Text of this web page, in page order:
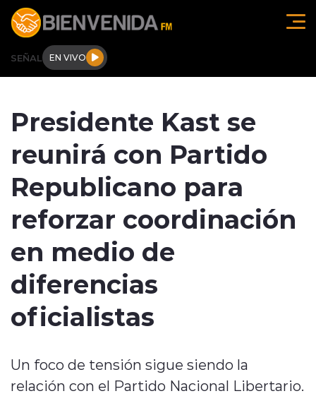
Click acá para ir directamente al contenido
SEÑAL EN VIVO
Regionales
Tendencias
Internacional
Deportes
Entrevistas
Presidente Kast se
reunirá con Partido
Republicano para
reforzar coordinación
en medio de
diferencias
oficialistas
Un foco de tensión sigue siendo la
relación con el Partido Nacional Libertario.